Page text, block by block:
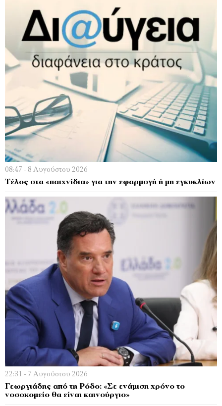
08:47 - 8 Αυγούστου 2026
Τέλος στα «παιχνίδια» για την εφαρμογή ή μη εγκυκλίων
22:31 - 7 Αυγούστου 2026
Γεωργιάδης από τη Ρόδο: «Σε ενάμιση χρόνο το
νοσοκομείο θα είναι καινούργιο»